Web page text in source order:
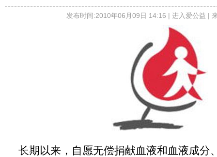
发布时间:2010年06月09日 14:16 | 进入爱公益 |
长期以来，自愿无偿捐献血液和血液成分